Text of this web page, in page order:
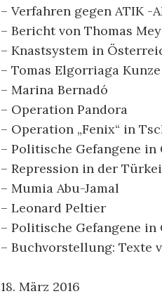
– Verfahren gegen ATIK -
– Bericht von Thomas
– Knastsystem in
– Tomas Elgorriaga Kunze
– Marina Bernadó
– Operation Pandora
– Operation „Fenix“ in
– Politische Gefangene in
– Repression in der Türkei
– Mumia Abu-Jamal
– Leonard Peltier
– Politische Gefangene in
– Buchvorstellung: Texte
18. März 2016